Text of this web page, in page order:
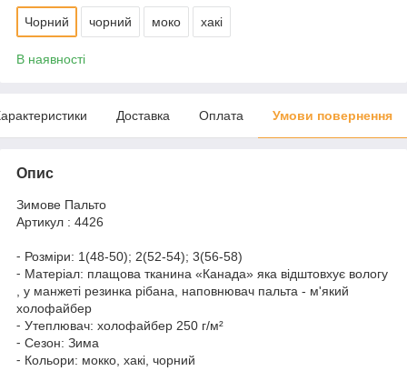
Чорний чорний моко хакі
В наявності
Доставка Оплата Умови повернення
Опис
Зимове Пальто
Артикул : 4426
⁃ Розміри: 1(48-50); 2(52-54); 3(56-58)
⁃ Матеріал: плащова тканина «Канада» яка відштовхує вологу
, у манжеті резинка рібана, наповнювач пальта - м'який
холофайбер
⁃ Утеплювач: холофайбер 250 г/м²
⁃ Сезон: Зима
⁃ Кольори: мокко, хакі, чорний